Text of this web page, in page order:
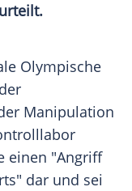
Olympische
Manipulation
einen "Angriff
dar und sei